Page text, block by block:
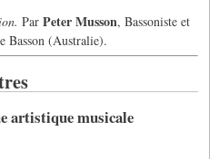
Par Peter Musson, Bassoniste et
Basson (Australie).
artistique musicale